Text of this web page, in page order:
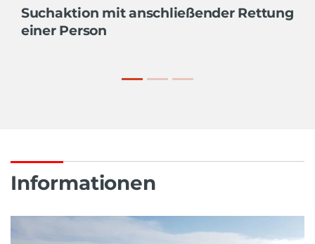
Suchaktion mit anschließender Rettung
einer Person
Informationen